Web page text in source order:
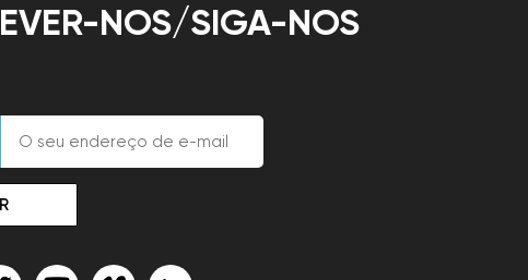
NOS/SIGA-NOS